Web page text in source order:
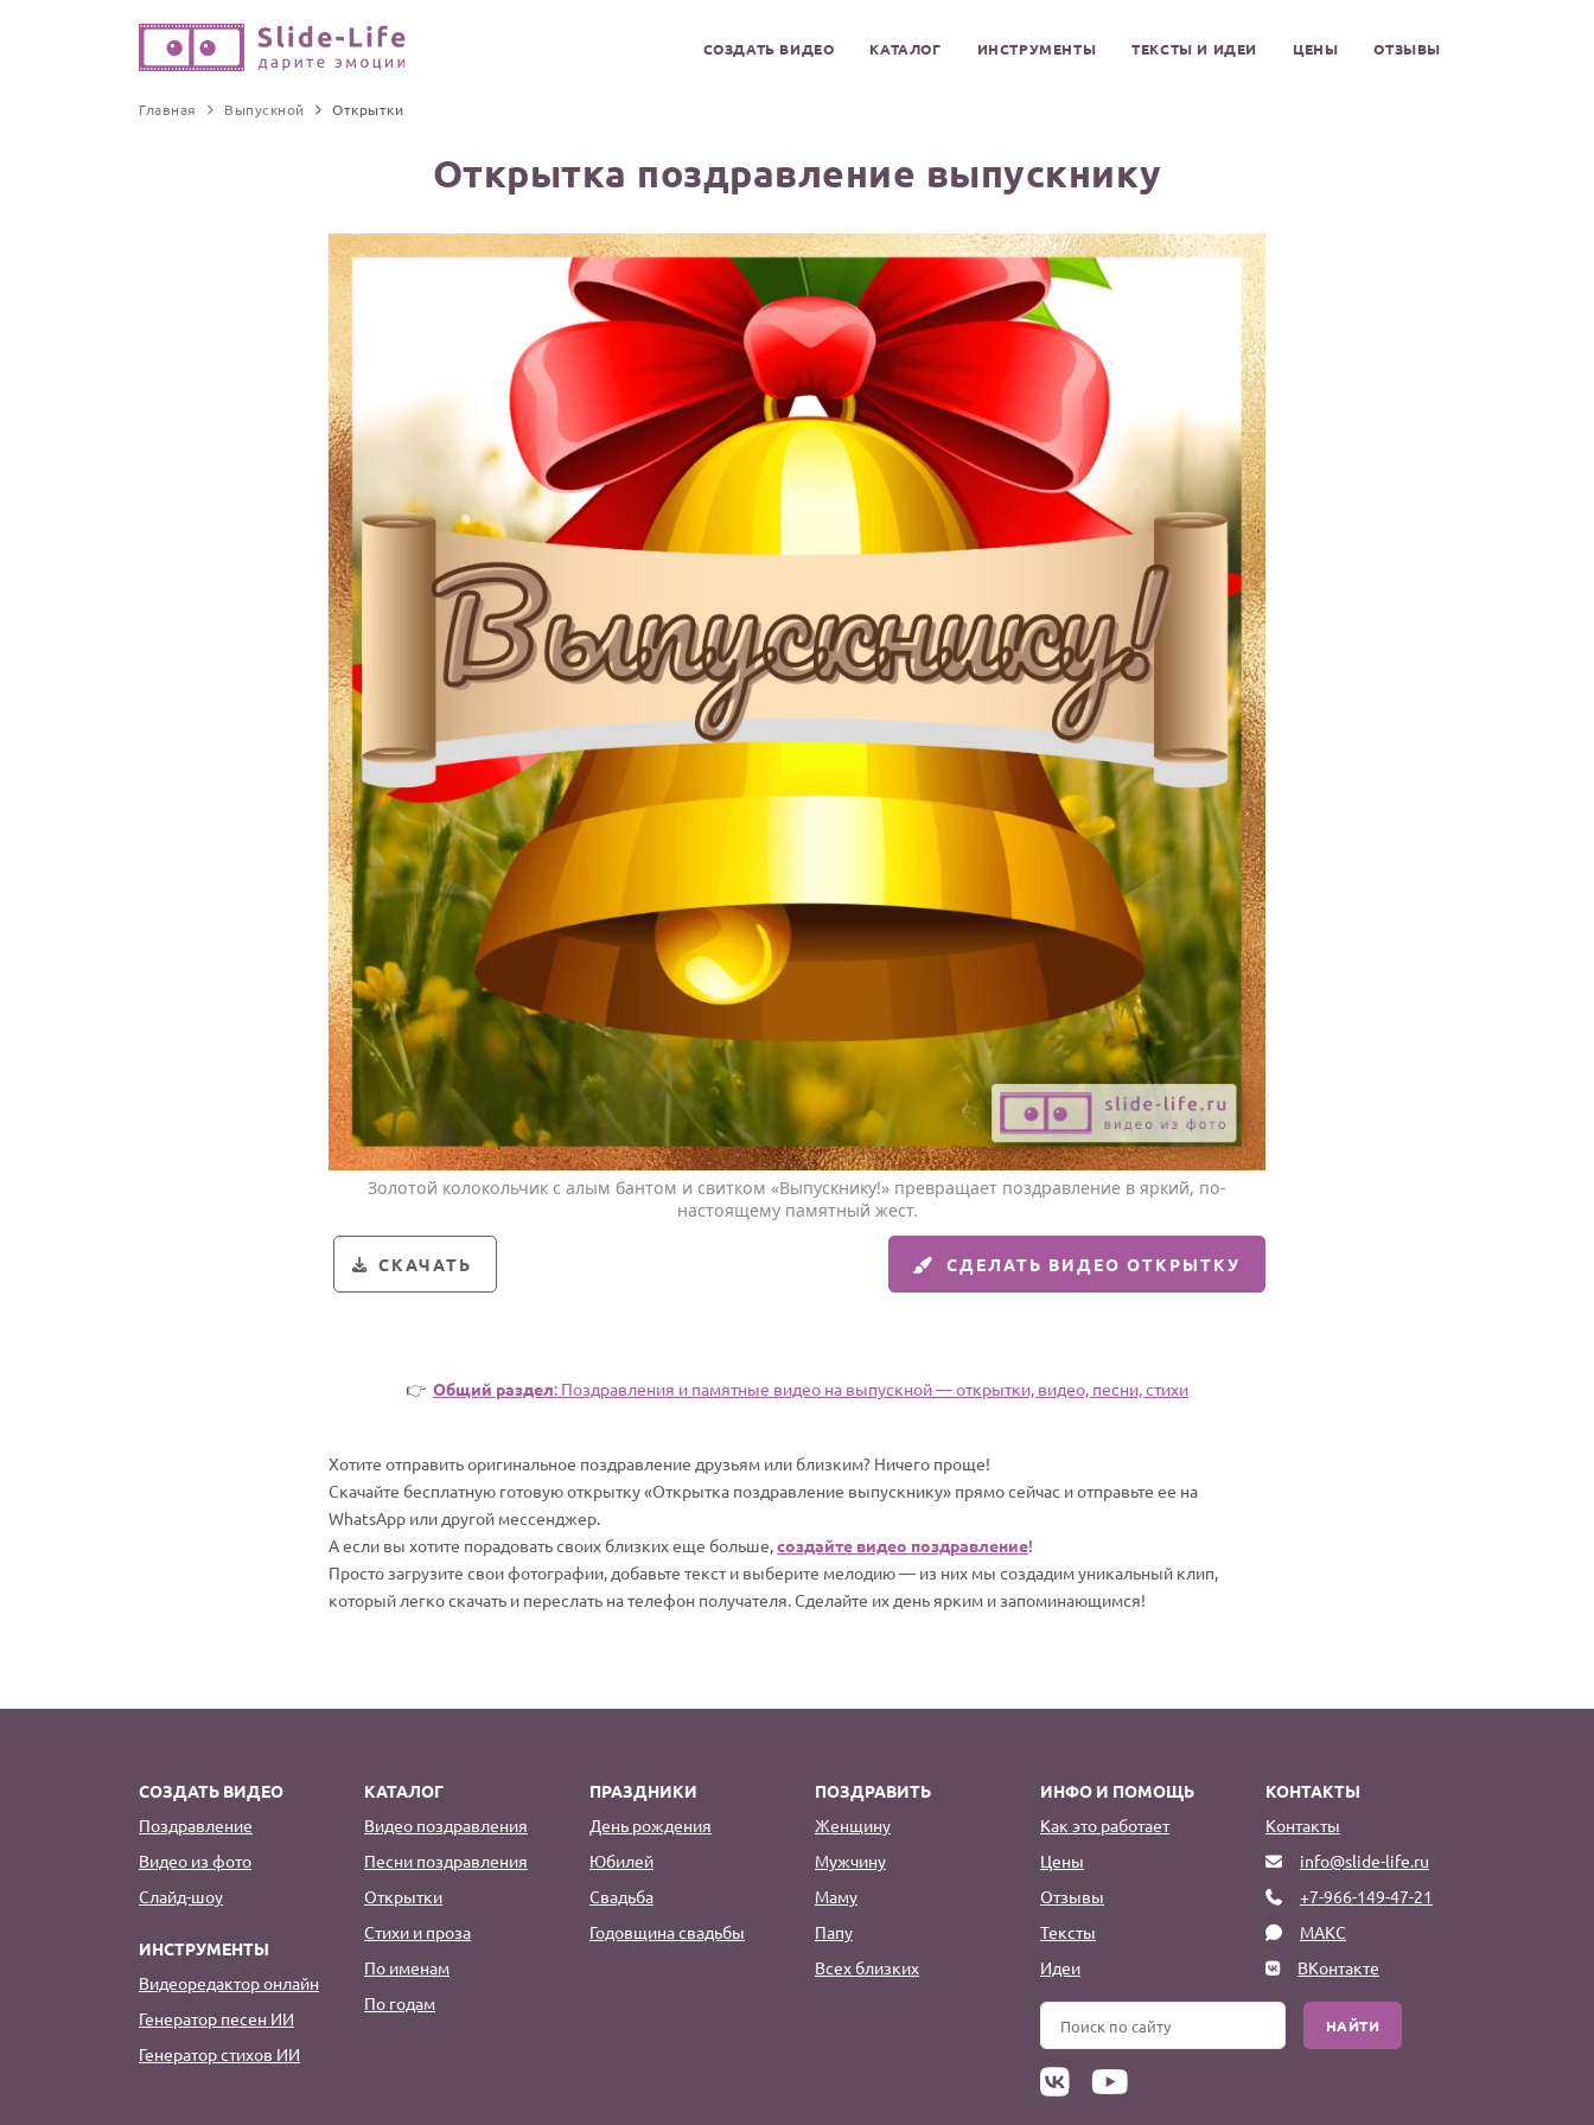
СОЗДАТЬ ВИДЕО КАТАЛОГ ИНСТРУМЕНТЫ ТЕКСТЫ И ИДЕИ ЦЕНЫ ОТЗЫВЫ
Главная Выпускной Открытки
Открытка поздравление выпускнику
Золотой колокольчик с алым бантом и свитком «Выпускнику!» превращает поздравление в яркий, по-
настоящему памятный жест.
СКАЧАТЬ СДЕЛАТЬ ВИДЕО ОТКРЫТКУ
👉 Общий раздел: Поздравления и памятные видео на выпускной — открытки, видео, песни, стихи
Хотите отправить оригинальное поздравление друзьям или близким? Ничего проще!
Скачайте бесплатную готовую открытку «Открытка поздравление выпускнику» прямо сейчас и отправьте ее на
WhatsApp или другой мессенджер.
А если вы хотите порадовать своих близких еще больше,создайте видео поздравление!
Просто загрузите свои фотографии, добавьте текст и выберите мелодию — из них мы создадим уникальный клип,
который легко скачать и переслать на телефон получателя. Сделайте их день ярким и запоминающимся!
СОЗДАТЬ ВИДЕО
Поздравление
Видео из фото
Слайд-шоу
ИНСТРУМЕНТЫ
Видеоредактор онлайн
Генератор песен ИИ
Генератор стихов ИИ
КАТАЛОГ
Видео поздравления
Песни поздравления
Открытки
Стихи и проза
По именам
По годам
ПРАЗДНИКИ
День рождения
Юбилей
Свадьба
Годовщина свадьбы
ПОЗДРАВИТЬ
Женщину
Мужчину
Маму
Папу
Всех близких
ИНФО И ПОМОЩЬ
Как это работает
Цены
Отзывы
Тексты
Идеи
КОНТАКТЫ
Контакты
info@slide-life.ru
+7-966-149-47-21
МАКС
ВКонтакте
НАЙТИ